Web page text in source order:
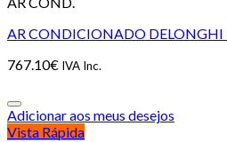
AR CONDICIONADO DELONGHI
767.10€ IVA Inc.
Adicionar aos meus desejos
Vista Rápida